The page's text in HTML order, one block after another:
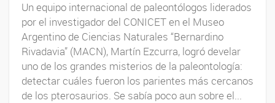
Un equipo internacional de paleontólogos liderados
por el investigador del CONICET en el Museo
Argentino de Ciencias Naturales “Bernardino
Rivadavia” (MACN), Martín Ezcurra, logró develar
uno de los grandes misterios de la paleontología:
detectar cuáles fueron los parientes más cercanos
de los pterosaurios. Se sabía poco aun sobre el...